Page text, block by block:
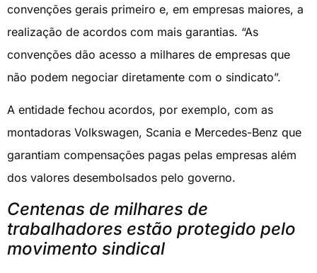
convenções gerais primeiro e, em empresas maiores, a
realização de acordos com mais garantias. “As
convenções dão acesso a milhares de empresas que
não podem negociar diretamente com o sindicato”.
A entidade fechou acordos, por exemplo, com as
montadoras Volkswagen, Scania e Mercedes-Benz que
garantiam compensações pagas pelas empresas além
dos valores desembolsados pelo governo.
Centenas de milhares de
trabalhadores estão protegido pelo
movimento sindical